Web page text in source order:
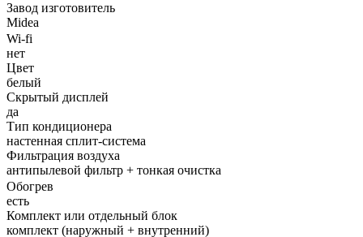
Завод изготовитель
Midea
Wi-fi
нет
Цвет
белый
Скрытый дисплей
да
Тип кондиционера
настенная сплит-система
Фильтрация воздуха
антипылевой фильтр + тонкая очистка
Обогрев
есть
Комплект или отдельный блок
комплект (наружный + внутренний)